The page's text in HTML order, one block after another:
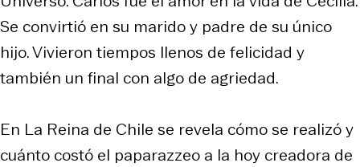
Se convirtió en su marido y padre de su único
hijo. Vivieron tiempos llenos de felicidad y
también un final con algo de agriedad.
En La Reina de Chile se revela cómo se realizó y
cuánto costó el paparazzeo a la hoy creadora de